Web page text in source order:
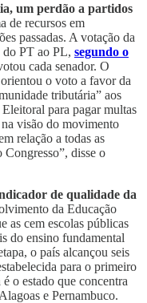
um perdão a partidos
de recursos em
passadas. A votação da
do PT ao PL, segundo o
cada senador. O
o voto a favor da
tributária” aos
para pagar multas
visão do movimento
relação a todas as
disse o
de qualidade da
da Educação
as cem escolas públicas
do ensino fundamental
o país alcançou seis
para o primeiro
o estado que concentra
e Pernambuco.